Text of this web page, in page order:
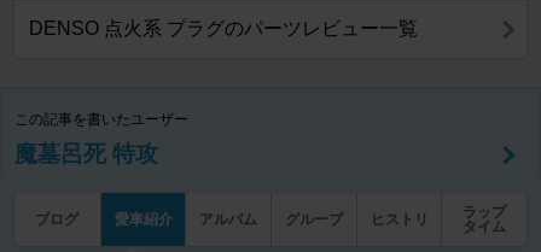
DENSO 点火系 プラグのパーツレビュー一覧
この記事を書いたユーザー
魔墓呂死 特攻
ブログ 愛車紹介 アルバム グループ ヒストリ
ラップ
タイム